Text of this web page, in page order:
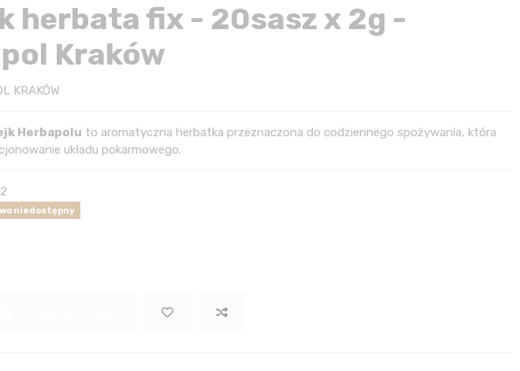
herbata fix - 20sasz x 2g -
Kraków
KRAKÓW
Herbapolu to aromatyczna herbatka przeznaczona do codziennego spożywania, która
układu pokarmowego.
niedostępny